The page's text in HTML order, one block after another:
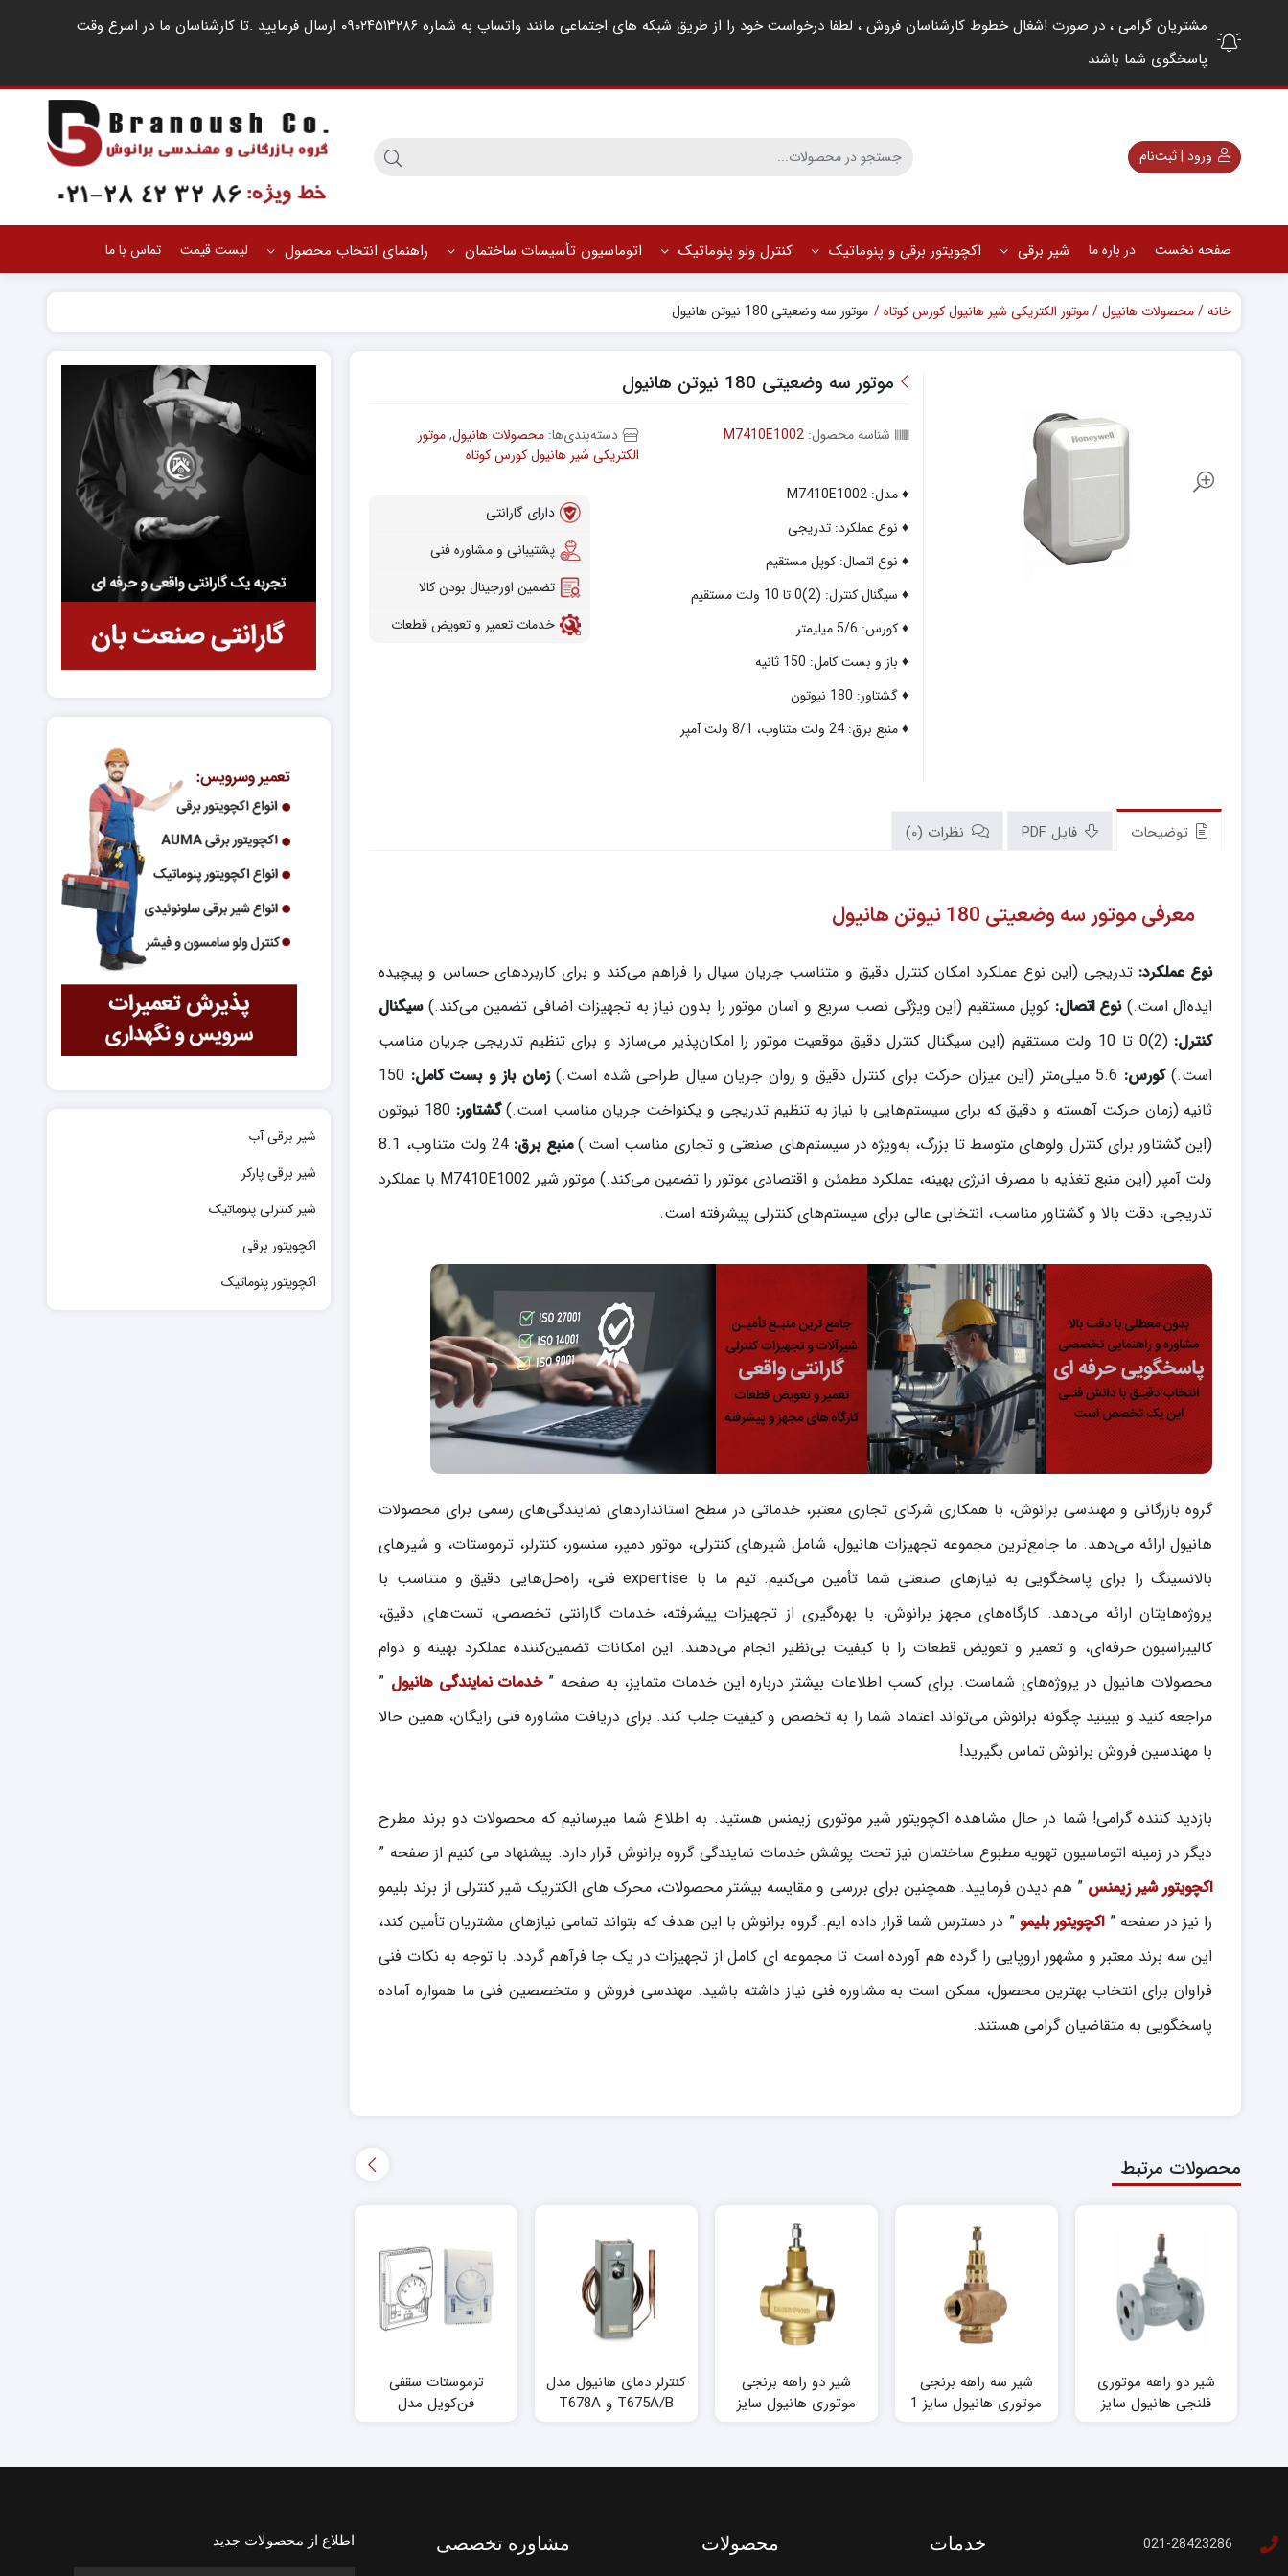
مشتریان گرامی ، در صورت اشغال خطوط کارشناسان فروش ، لطفا درخواست خود را از طریق شبکه های اجتماعی مانند واتساپ به شماره ۰۹۰۲۴۵۱۳۲۸۶ ارسال فرمایید .‌تا کارشناسان ما در اسرع وقت
پاسخگوی شما باشند
ورود | ثبت‌نام
صفحه نخست در باره ما شیر برقی اکچویتور برقی و پنوماتیک کنترل ولو پنوماتیک اتوماسیون تأسیسات ساختمان راهنمای انتخاب محصول لیست قیمت تماس با ما
خانه محصولات هانیول موتور الکتریکی شیر هانیول کورس کوتاه موتور سه وضعیتی 180 نیوتن هانیول
موتور سه وضعیتی 180 نیوتن هانیول
شناسه محصول:M7410E1002 دسته‌بندی‌ها:محصولات هانیول,موتور
الکتریکی شیر هانیول کورس کوتاه
♦ مدل: M7410E1002
♦ نوع عملکرد: تدریجی
♦ نوع اتصال: کوپل مستقیم
♦ سیگنال کنترل: (2)0 تا 10 ولت مستقیم
♦ کورس: 5/6 میلیمتر
♦ باز و بست کامل: 150 ثانیه
♦ گشتاور: 180 نیوتون
♦ منبع برق: 24 ولت متناوب، 8/1 ولت آمپر
دارای گارانتی
پشتیبانی و مشاوره فنی
تضمین اورجینال بودن کالا
خدمات تعمیر و تعویض قطعات
توضیحات فایل PDF نظرات (0)
معرفی موتور سه وضعیتی 180 نیوتن هانیول
نوع عملکرد: تدریجی (این نوع عملکرد امکان کنترل دقیق و متناسب جریان سیال را فراهم می‌کند و برای کاربردهای حساس و پیچیده
ایده‌آل است.)نوع اتصال: کوپل مستقیم (این ویژگی نصب سریع و آسان موتور را بدون نیاز به تجهیزات اضافی تضمین می‌کند.)سیگنال
کنترل:
(2)0 تا 10 ولت مستقیم (این سیگنال کنترل دقیق موقعیت موتور را امکان‌پذیر می‌سازد و برای تنظیم تدریجی جریان مناسب
است.)کورس: زمان باز و بست کامل: 150
ثانیه (زمان حرکت آهسته و دقیق که برای سیستم‌هایی با نیاز به تنظیم تدریجی و یکنواخت جریان مناسب است.)گشتاور:
180 نیوتون
(این گشتاور برای کنترل ولوهای متوسط تا بزرگ، به‌ویژه در سیستم‌های صنعتی و تجاری مناسب است.)منبع برق:
24 ولت متناوب، 8.1
ولت آمپر (این منبع تغذیه با مصرف انرژی بهینه، عملکرد مطمئن و اقتصادی موتور را تضمین می‌کند.) موتور شیر M7410E1002 با عملکرد
تدریجی، دقت بالا و گشتاور مناسب، انتخابی عالی برای سیستم‌های کنترلی پیشرفته است.
گروه بازرگانی و مهندسی برانوش، با همکاری شرکای تجاری معتبر، خدماتی در سطح استانداردهای نمایندگی‌های رسمی برای محصولات
هانیول ارائه می‌دهد. ما جامع‌ترین مجموعه تجهیزات هانیول، شامل شیرهای کنترلی، موتور دمپر، سنسور، کنترلر، ترموستات، و شیرهای
بالانسینگ را برای پاسخگویی به نیازهای صنعتی شما تأمین می‌کنیم. تیم ما با expertise فنی، راه‌حل‌هایی دقیق و متناسب با
پروژه‌هایتان ارائه می‌دهد. کارگاه‌های مجهز برانوش، با بهره‌گیری از تجهیزات پیشرفته، خدمات گارانتی تخصصی، تست‌های دقیق،
کالیبراسیون حرفه‌ای، و تعمیر و تعویض قطعات را با کیفیت بی‌نظیر انجام می‌دهند. این امکانات تضمین‌کننده عملکرد بهینه و دوام
محصولات هانیول در پروژه‌های شماست. برای کسب اطلاعات بیشتر درباره این خدمات متمایز، به صفحه ”خدمات نمایندگی هانیول ”
مراجعه کنید و ببینید چگونه برانوش می‌تواند اعتماد شما را به تخصص و کیفیت جلب کند. برای دریافت مشاوره فنی رایگان، همین حالا
با مهندسین فروش برانوش تماس بگیرید!
بازدید کننده گرامی! شما در حال مشاهده اکچویتور شیر موتوری زیمنس هستید. به اطلاع شما میرسانیم که محصولات دو برند مطرح
دیگر در زمینه اتوماسیون تهویه مطبوع ساختمان نیز تحت پوشش خدمات نمایندگی گروه برانوش قرار دارد. پیشنهاد می کنیم از صفحه ”
اکچویتور شیر زیمنس ” هم دیدن فرمایید. همچنین برای بررسی و مقایسه بیشتر محصولات، محرک های الکتریک شیر کنترلی از برند بلیمو
را نیز در صفحه ”اکچویتور بلیمو” در دسترس شما قرار داده ایم. گروه برانوش با این هدف که بتواند تمامی نیازهای مشتریان تأمین کند،
این سه برند معتبر و مشهور اروپایی را گرده هم آورده است تا مجموعه ای کامل از تجهیزات در یک جا فرآهم گردد. با توجه به نکات فنی
فراوان برای انتخاب بهترین محصول، ممکن است به مشاوره فنی نیاز داشته باشید. مهندسی فروش و متخصصین فنی ما همواره آماده
پاسخگویی به متقاضیان گرامی هستند.
محصولات مرتبط
شیر دو راهه موتوری
فلنجی هانیول سایز
شیر سه راهه برنجی
موتوری هانیول سایز 1
شیر دو راهه برنجی
موتوری هانیول سایز
کنترلر دمای هانیول مدل
T675A/B و T678A
ترموستات سقفی
فن‌کویل مدل
شیر برقی آب
شیر برقی پارکر
شیر کنترلی پنوماتیک
اکچویتور برقی
اکچویتور پنوماتیک
021-28423286 خدمات محصولات مشاوره تخصصی اطلاع از محصولات جدید